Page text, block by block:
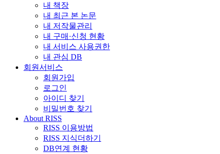
내 책장
내 최근 본 논문
내 저작물관리
내 구매·신청 현황
내 서비스 사용권한
내 관심 DB
회원서비스
회원가입
로그인
아이디 찾기
비밀번호 찾기
About RISS
RISS 이용방법
RISS 지식더하기
DB연계 현황